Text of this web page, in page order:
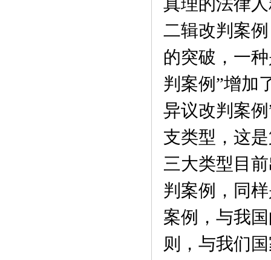
二辑改判案
的突破，一
判案例”增加
异议改判案
支类型，这
三大类型目
判案例，同
案例，与我
则，与我们